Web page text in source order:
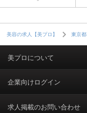
美容の求人【美プロ】 東京都
美プロについて
利用規約
掲載規約
企業向けログイン
求人掲載のお問い合わせ